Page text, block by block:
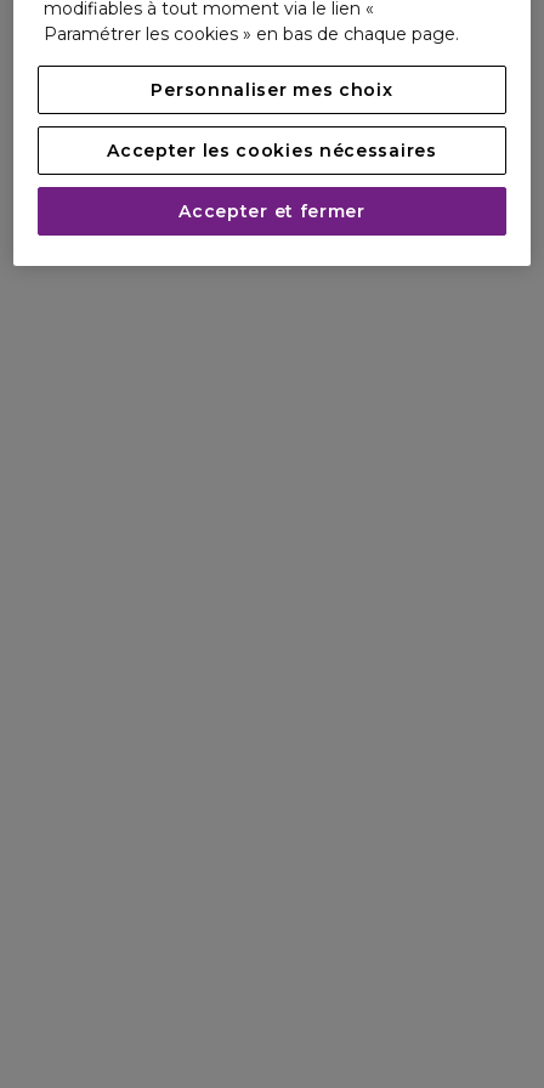
modifiables à tout moment via le lien «
Paramétrer les cookies » en bas de chaque page.
Personnaliser mes choix
Accepter les cookies nécessaires
Accepter et fermer